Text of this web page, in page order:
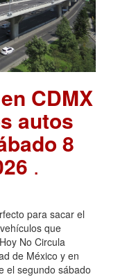
CDMX
autos
8
.
para sacar el
que
No Circula
de México y en
el segundo sábado